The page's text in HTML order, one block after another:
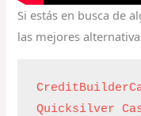
Si estás en busca de
las mejores